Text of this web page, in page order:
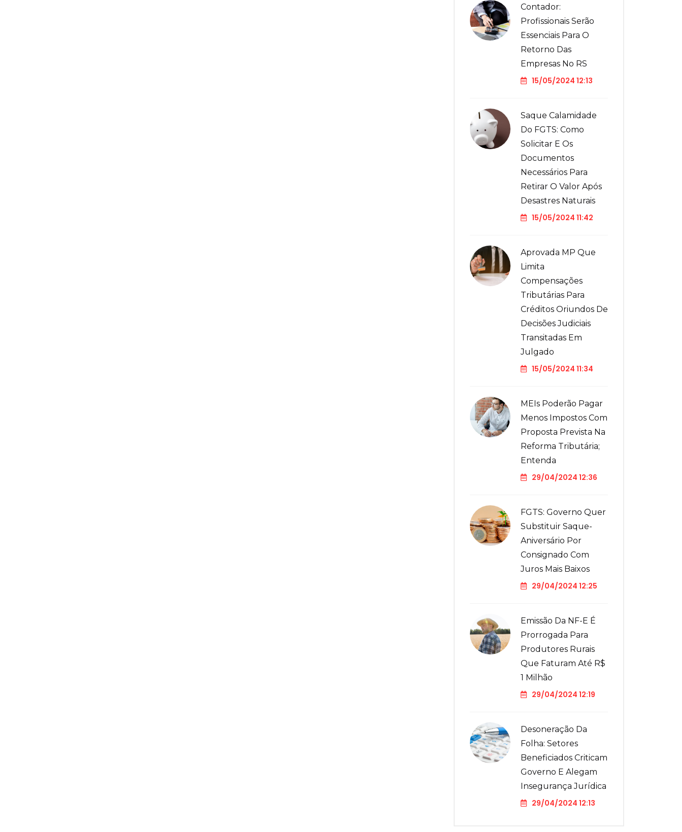
Contador:
Profissionais Serão
Essenciais Para O
Retorno Das
Empresas No RS
15/05/2024 12:13
Saque Calamidade
Do FGTS: Como
Solicitar E Os
Documentos
Necessários Para
Retirar O Valor Após
Desastres Naturais
15/05/2024 11:42
Aprovada MP Que
Limita
Compensações
Tributárias Para
Créditos Oriundos De
Decisões Judiciais
Transitadas Em
Julgado
15/05/2024 11:34
MEIs Poderão Pagar
Menos Impostos Com
Proposta Prevista Na
Reforma Tributária;
Entenda
29/04/2024 12:36
FGTS: Governo Quer
Substituir Saque-
Aniversário Por
Consignado Com
Juros Mais Baixos
29/04/2024 12:25
Emissão Da NF-E É
Prorrogada Para
Produtores Rurais
Que Faturam Até R$
1 Milhão
29/04/2024 12:19
Desoneração Da
Folha: Setores
Beneficiados Criticam
Governo E Alegam
Insegurança Jurídica
29/04/2024 12:13